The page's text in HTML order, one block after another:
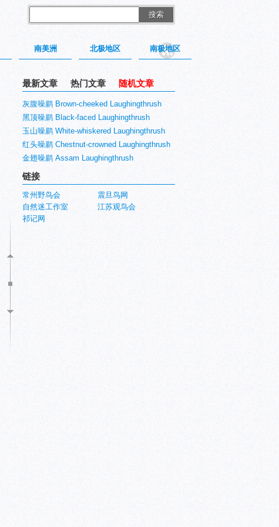
搜索
南美洲 北极地区 南极地区
最新文章 热门文章 随机文章
灰腹噪鹛 Brown-cheeked Laughingthrush
黑顶噪鹛 Black-faced Laughingthrush
玉山噪鹛 White-whiskered Laughingthrush
红头噪鹛 Chestnut-crowned Laughingthrush
金翅噪鹛 Assam Laughingthrush
链接
常州野鸟会
震旦鸟网
自然迷工作室
江苏观鸟会
祁记网